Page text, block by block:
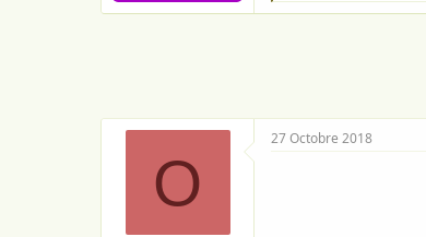
a
O
27 Octobre 2018